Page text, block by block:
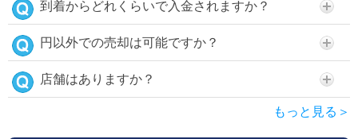
到着からどれくらいで入金されますか？
円以外での売却は可能ですか？
店舗はありますか？
もっと見る＞